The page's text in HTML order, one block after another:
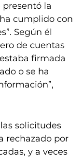
la
cumplido con
Según él
de cuentas
firmada
o se ha
solicitudes
rechazado por
y a veces